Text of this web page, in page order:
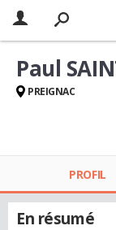
Paul
PREIGNAC
PROFIL
En résumé